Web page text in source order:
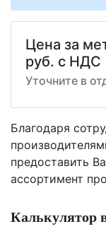
Цена за
руб. с НДС
Уточните в
Благодаря
предоставить
ассортимент
Калькулятор